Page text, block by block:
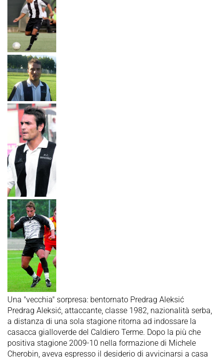
Una "vecchia" sorpresa: bentornato Predrag Aleksić
Predrag Aleksić, attaccante, classe 1982, nazionalità serba,
a distanza di una sola stagione ritorna ad indossare la
casacca gialloverde del Caldiero Terme. Dopo la più che
positiva stagione 2009-10 nella formazione di Michele
Cherobin, aveva espresso il desiderio di avvicinarsi a casa